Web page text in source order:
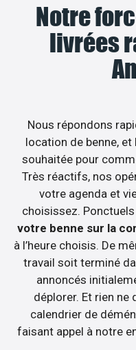
Notre
livrées
Nous répondons
location de benne,
souhaitée pour
Très réactifs, nos
votre agenda et
choisissez. Ponctuels
votre benne sur la
à l’heure choisis. De
travail soit terminé
annoncés
déplorer. Et rien ne
calendrier de
faisant appel à notre